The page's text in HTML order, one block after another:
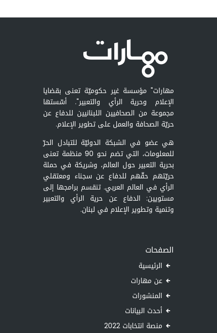
مهارات" مؤسسة غير حكوميّة تعنى بقضايا
الإعلام وحرية الرأي والتعبير". أسّستها
مجموعة من الصحافيين اللبنانيين للدفاع عن
حريّة الصحافة والعمل على تطوير الإعلام.
هي عضو في الشبكة الدوليّة للتبادل الحرّ
للمعلومات، التي تضم نحو 90 منظمة تعنى
بحرية التعبير حول العالم، وشريكة في حملة
حريّتهم حقّهم للدفاع عن سجناء ومعتقلي
الرأي في العالم العربي. تنقسم برامجها إلى
مستويين: الدفاع عن حرية الرأي والتعبير
وتنمية وتطوير الإعلام في لبنان.
الصفحات
الرئيسية
عن مهارات
المنشورات
أحدث البيانات
منصة انتخابات 2022